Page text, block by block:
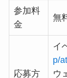
参加料
金
無
応募方
イ
p/
ウ